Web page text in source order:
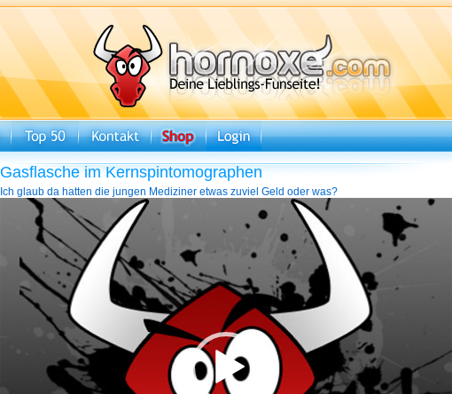
Gasflasche im Kernspintomographen
Ich glaub da hatten die jungen Mediziner etwas zuviel Geld oder was?
Video-